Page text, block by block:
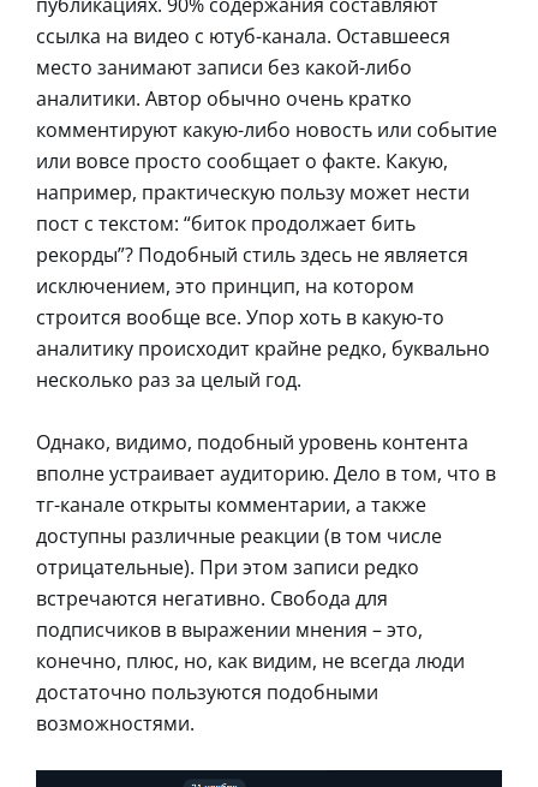
ссылка на видео с ютуб-канала. Оставшееся
место занимают записи без какой-либо
аналитики. Автор обычно очень кратко
комментируют какую-либо новость или событие
или вовсе просто сообщает о факте. Какую,
например, практическую пользу может нести
пост с текстом: “биток продолжает бить
рекорды”? Подобный стиль здесь не является
исключением, это принцип, на котором
строится вообще все. Упор хоть в какую-то
аналитику происходит крайне редко, буквально
несколько раз за целый год.
Однако, видимо, подобный уровень контента
вполне устраивает аудиторию. Дело в том, что в
тг-канале открыты комментарии, а также
доступны различные реакции (в том числе
отрицательные). При этом записи редко
встречаются негативно. Свобода для
подписчиков в выражении мнения – это,
конечно, плюс, но, как видим, не всегда люди
достаточно пользуются подобными
возможностями.